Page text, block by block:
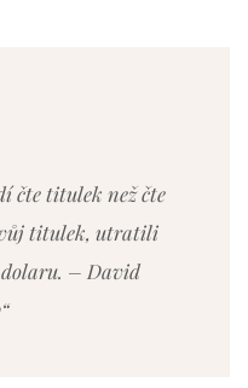
čte titulek než čte
titulek, utratili
dolaru. – David